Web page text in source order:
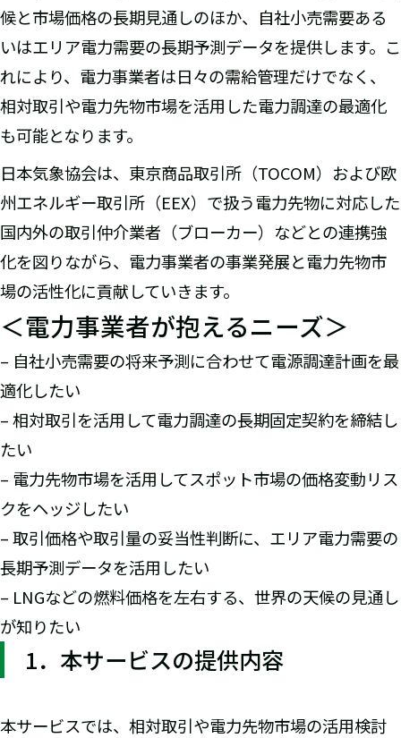
候と市場価格の長期見通しのほか、自社小売需要ある
いはエリア電力需要の長期予測データを提供します。こ
れにより、電力事業者は日々の需給管理だけでなく、
相対取引や電力先物市場を活用した電力調達の最適化
も可能となります。
日本気象協会は、東京商品取引所（TOCOM）および欧
州エネルギー取引所（EEX）で扱う電力先物に対応した
国内外の取引仲介業者（ブローカー）などとの連携強
化を図りながら、電力事業者の事業発展と電力先物市
場の活性化に貢献していきます。
＜電力事業者が抱えるニーズ＞
– 自社小売需要の将来予測に合わせて電源調達計画を最
適化したい
– 相対取引を活用して電力調達の長期固定契約を締結し
たい
– 電力先物市場を活用してスポット市場の価格変動リス
クをヘッジしたい
– 取引価格や取引量の妥当性判断に、エリア電力需要の
長期予測データを活用したい
– LNGなどの燃料価格を左右する、世界の天候の見通し
が知りたい
1．本サービスの提供内容
本サービスでは、相対取引や電力先物市場の活用検討